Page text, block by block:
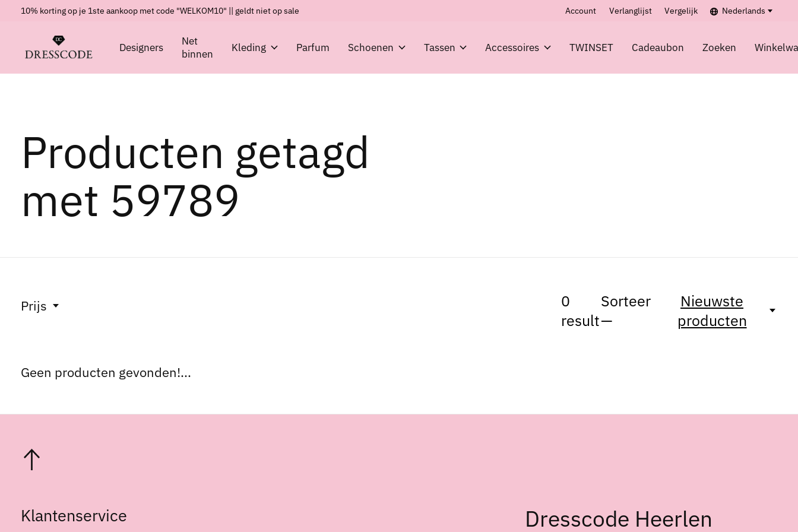
10% korting op je 1ste aankoop met code "WELKOM10" || geldt niet op sale Account Verlanglijst Vergelijk Nederlands
Designers
Net
binnen
Kleding Parfum Schoenen Tassen Accessoires TWINSET Cadeaubon Zoeken
Producten getagd
met 59789
Prijs
0
result
Sorteer
—
Nieuwste
producten
Geen producten gevonden!...
Klantenservice Dresscode Heerlen